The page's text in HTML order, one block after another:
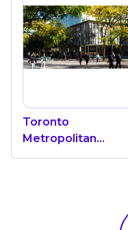
Toronto
Metropolitan